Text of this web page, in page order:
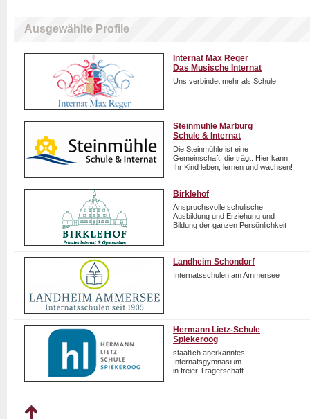
Ausgewählte Profile
Internat Max Reger
Das Musische Internat
Uns verbindet mehr als Schule
Steinmühle Marburg
Schule & Internat
Die Steinmühle ist eine
Gemeinschaft, die trägt. Hier kann
Ihr Kind leben, lernen und wachsen!
Birklehof
Anspruchsvolle schulische
Ausbildung und Erziehung und
Bildung der ganzen Persönlichkeit
Landheim Schondorf
Internatsschulen am Ammersee
Hermann Lietz-Schule
Spiekeroog
staatlich anerkanntes
Internatsgymnasium
in freier Trägerschaft